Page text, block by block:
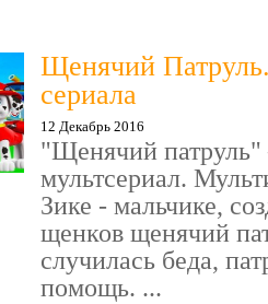
Щенячий
сериала
12 Декабрь 2016
"Щенячий патруль"
мультсериал.
Зике - мальчике,
щенков щенячий
случилась беда,
помощь. ...